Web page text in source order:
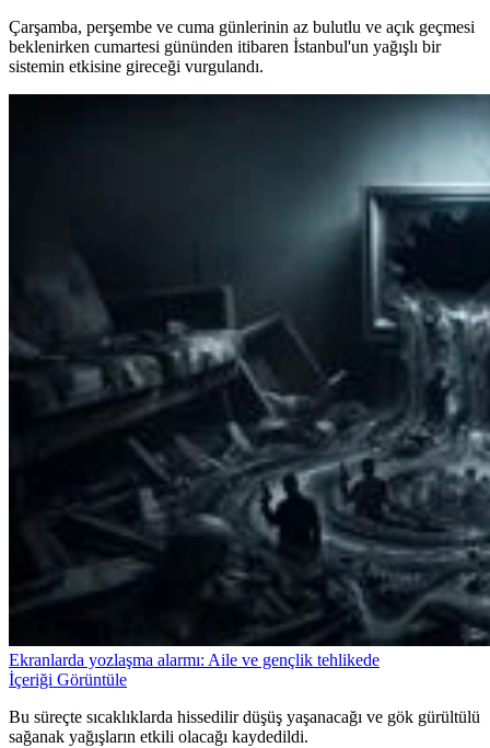
Çarşamba, perşembe ve cuma günlerinin az bulutlu ve açık geçmesi
beklenirken cumartesi gününden itibaren İstanbul'un yağışlı bir
sistemin etkisine gireceği vurgulandı.
Ekranlarda yozlaşma alarmı: Aile ve gençlik tehlikede
İçeriği Görüntüle
Bu süreçte sıcaklıklarda hissedilir düşüş yaşanacağı ve gök gürültülü
sağanak yağışların etkili olacağı kaydedildi.